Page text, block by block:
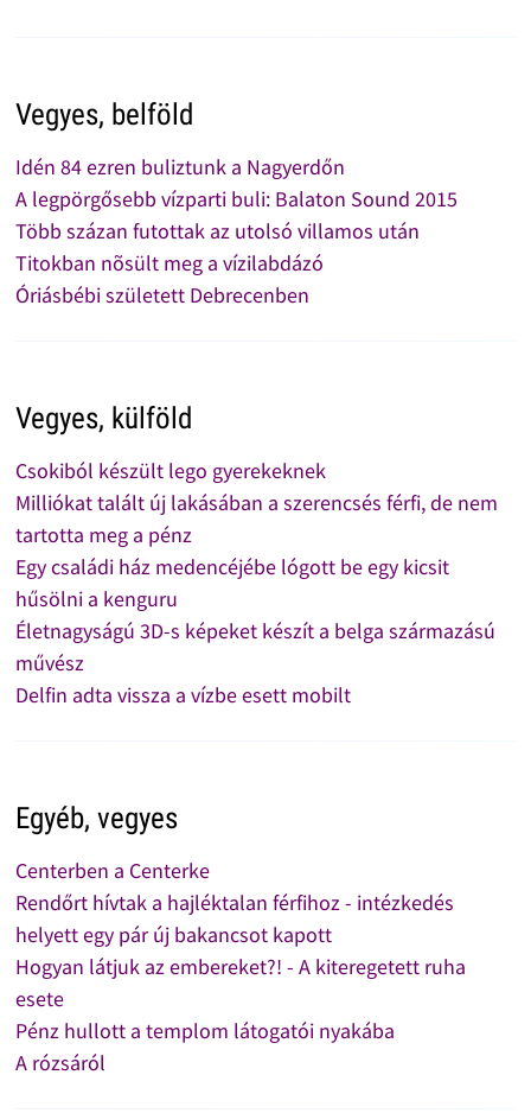
Vegyes, belföld
Idén 84 ezren buliztunk a Nagyerdőn
A legpörgősebb vízparti buli: Balaton Sound 2015
Több százan futottak az utolsó villamos után
Titokban nõsült meg a vízilabdázó
Óriásbébi született Debrecenben
Vegyes, külföld
Csokiból készült lego gyerekeknek
Milliókat talált új lakásában a szerencsés férfi, de nem
tartotta meg a pénz
Egy családi ház medencéjébe lógott be egy kicsit
hűsölni a kenguru
Életnagyságú 3D-s képeket készít a belga származású
művész
Delfin adta vissza a vízbe esett mobilt
Egyéb, vegyes
Centerben a Centerke
Rendőrt hívtak a hajléktalan férfihoz - intézkedés
helyett egy pár új bakancsot kapott
Hogyan látjuk az embereket?! - A kiteregetett ruha
esete
Pénz hullott a templom látogatói nyakába
A rózsáról